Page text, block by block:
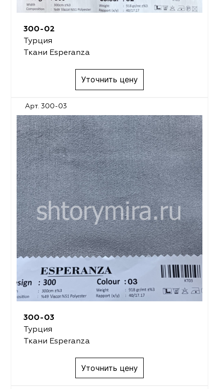
300-02
Турция
Ткани Esperanza
Уточнить цену
Арт. 300-03
300-03
Турция
Ткани Esperanza
Уточнить цену